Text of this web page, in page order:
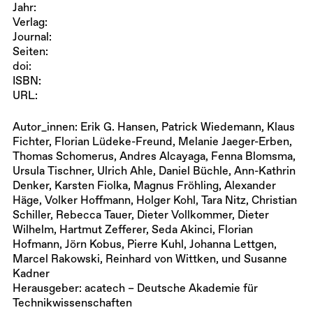
Jahr:
Verlag:
Journal:
Seiten:
doi:
ISBN:
URL:
Autor_innen: Erik G. Hansen, Patrick Wiedemann, Klaus
Fichter, Florian Lüdeke-Freund, Melanie Jaeger-Erben,
Thomas Schomerus, Andres Alcayaga, Fenna Blomsma,
Ursula Tischner, Ulrich Ahle, Daniel Büchle, Ann-Kathrin
Denker, Karsten Fiolka, Magnus Fröhling, Alexander
Häge, Volker Hoffmann, Holger Kohl, Tara Nitz, Christian
Schiller, Rebecca Tauer, Dieter Vollkommer, Dieter
Wilhelm, Hartmut Zefferer, Seda Akinci, Florian
Hofmann, Jörn Kobus, Pierre Kuhl, Johanna Lettgen,
Marcel Rakowski, Reinhard von Wittken, und Susanne
Kadner
Herausgeber: acatech – Deutsche Akademie für
Technikwissenschaften